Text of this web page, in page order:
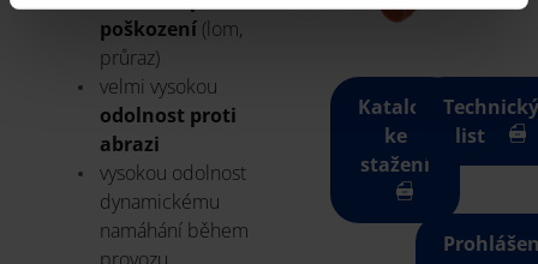
poškození (lom,
průraz)
velmi vysokou
odolnost proti
abrazi
vysokou odolnost
dynamickému
namáhání během
Katalog
ke
stažení
Technický
list